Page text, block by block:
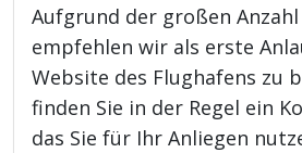
Aufgrund der großen
empfehlen wir als erste
Website des Flughafens zu
finden Sie in der Regel ein
das Sie für Ihr Anliegen